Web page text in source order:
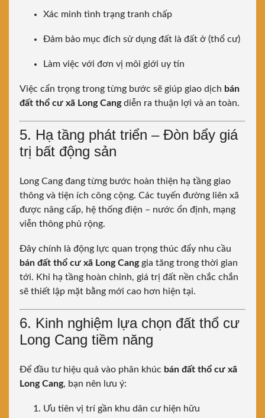
Xác minh tình trạng tranh chấp
Đảm bảo mục đích sử dụng đất là đất ở (thổ cư)
Làm việc với đơn vị môi giới uy tín
Việc cẩn trọng trong từng bước sẽ giúp giao dịch bán
đất thổ cư xã Long Cangdiễn ra thuận lợi và an toàn.
5. Hạ tầng phát triển – Đòn bẩy giá
trị bất động sản
Long Cang đang từng bước hoàn thiện hạ tầng giao
thông và tiện ích công cộng. Các tuyến đường liên xã
được nâng cấp, hệ thống điện – nước ổn định, mạng
viễn thông phủ rộng.
Đây chính là động lực quan trọng thúc đẩy nhu cầu
bán đất thổ cư xã Long Canggia tăng trong thời gian
tới. Khi hạ tầng hoàn chỉnh, giá trị đất nền chắc chắn
sẽ thiết lập mặt bằng mới cao hơn hiện tại.
6. Kinh nghiệm lựa chọn đất thổ cư
Long Cang tiềm năng
Để đầu tư hiệu quả vào phân khúc bán đất thổ cư xã
Long Cang, bạn nên lưu ý:
Ưu tiên vị trí gần khu dân cư hiện hữu